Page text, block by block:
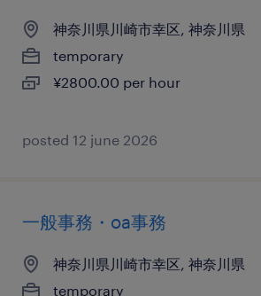
神奈川県川崎市幸区, 神奈川県
temporary
¥2800.00 per hour
posted 12 june 2026
一般事務・oa事務
神奈川県川崎市幸区, 神奈川県
temporary